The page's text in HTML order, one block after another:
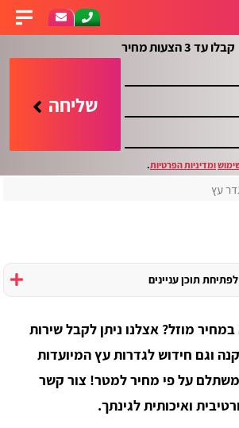
קבלו עד 3 הצעות מחיר
שליחה
ומדיניות הפרטיות.
עץ
תוכן עניינים
מוזל? אצלנו ניתן לקבל שירות
וגם חידוש לגדרות עץ המיועדות
ומשתלם על פי מחיר למטר! צור קשר
ואיכותית לגינתך.